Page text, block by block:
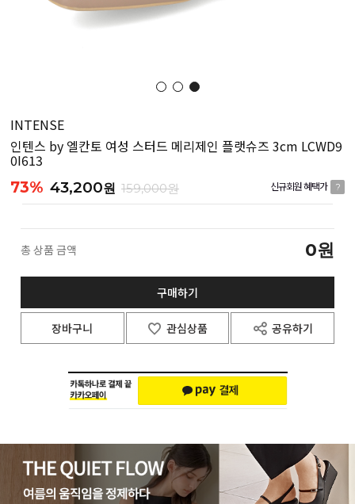
INTENSE
인텐스 by 엘칸토 여성 스터드 메리제인 플랫슈즈 3cm LCWD9
0I613
73% 43,200원 159,000원 신규회원 혜택가 ?
총 상품 금액 0원
구매하기
장바구니 관심상품 공유하기